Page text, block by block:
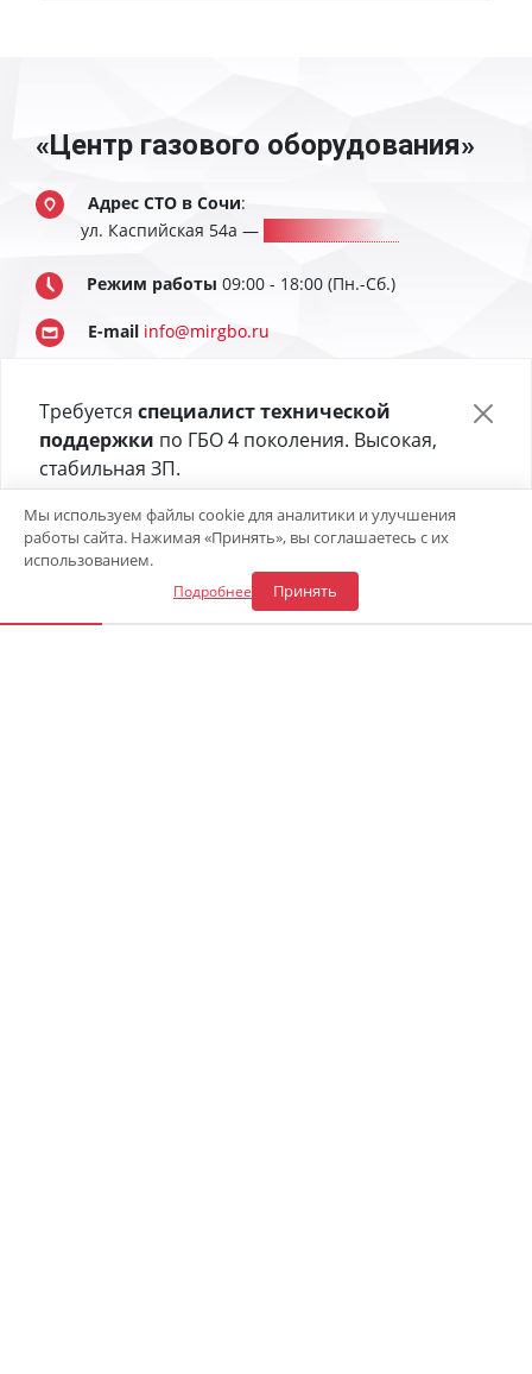
«Центр газового оборудования»
Адрес СТО в Сочи:
ул. Каспийская 54а—
Режим работы 09:00 - 18:00 (Пн.-Сб.)
E-mail info@mirgbo.ru
Оставить заявку
8 (900) 241-43-30
Мы используем файлы cookie для аналитики и улучшения
работы сайта. Нажимая «Принять», вы соглашаетесь с их
использованием.
Подробнее Принять
Требуется специалист технической
поддержки по ГБО 4 поколения. Высокая,
стабильная ЗП.
Отправьте своё резюме в форме ниже 👇
Откликнуться на вакансию